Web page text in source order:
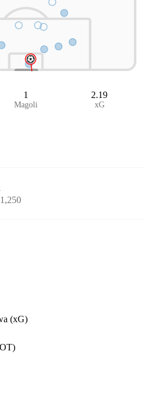
1
Magoli
2.19
xG
1,250
(xG)